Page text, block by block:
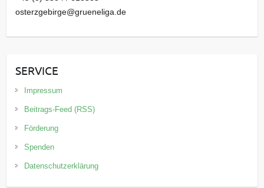
osterzgebirge@grueneliga.de
SERVICE
Impressum
Beitrags-Feed (RSS)
Förderung
Spenden
Datenschutzerklärung